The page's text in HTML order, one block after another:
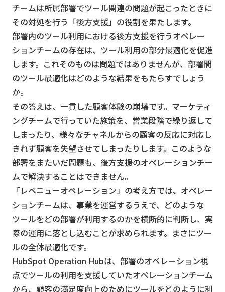
チームは所属部署でツール関連の問題が起こったときに
その対処を行う「後方支援」の役割を果たします。
部署内のツール利用における後方支援を行うオペレー
ションチームの存在は、ツール利用の部分最適化を促進
します。これそのものは問題ではありませんが、部署間
のツール最適化はどのような結果をもたらすでしょう
か。
その答えは、一貫した顧客体験の崩壊です。マーケティ
ングチームで行っていた施策を、営業段階で繰り返して
しまったり、様々なチャネルからの顧客の反応に対応し
きれず顧客を失望させてしまったりします。このような
部署をまたいだ問題も、後方支援のオペレーションチー
ムで解決することはできません。
「レベニューオペレーション」の考え方では、オペレー
ションチームは、事業を運営するうえで、どのような
ツールをどの部署が利用するのかを横断的に判断し、実
際の運用に落とし込むことが求められます。まさにツー
ルの全体最適化です。
HubSpot Operation Hubは、部署のオペレーション視
点でツールの利用を支援していたオペレーションチーム
から、顧客の満足度向上のためにツールをどのように利